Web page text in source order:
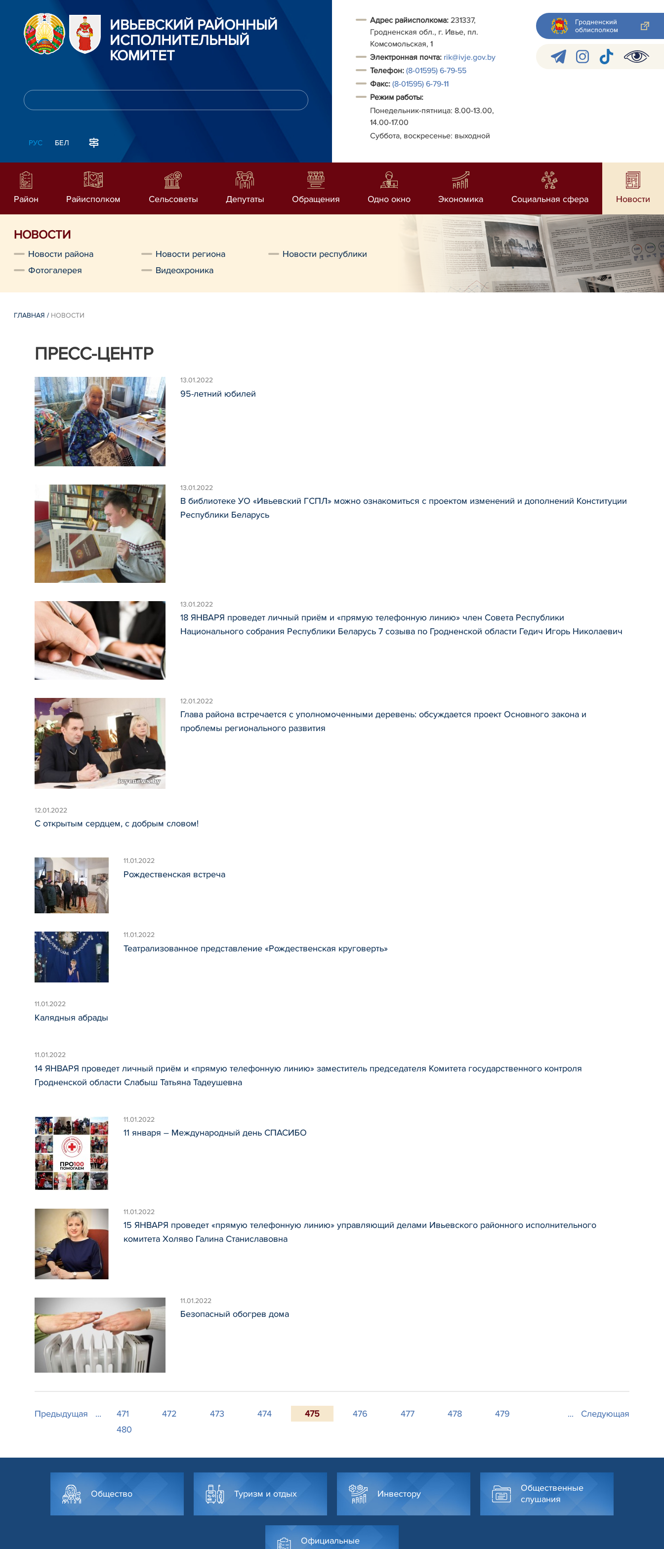
ИВЬЕВСКИЙ РАЙОННЫЙ
ИСПОЛНИТЕЛЬНЫЙ
КОМИТЕТ
РУС БЕЛ
Адрес райисполкома: 231337,
Гродненская обл., г. Ивье, пл.
Комсомольская, 1
Электронная почта: rik@ivje.gov.by
Телефон: (8-01595) 6-79-55
Факс: (8-01595) 6-79-11
Режим работы:
Понедельник-пятница: 8.00-13.00,
14.00-17.00
Суббота, воскресенье: выходной
Гродненский
облисполком
Район Райисполком Сельсоветы Депутаты Обращения Одно окно Экономика Социальная сфера Новости
НОВОСТИ
Новости района Новости региона
Новости республики
Фотогалерея
Видеохроника
ГЛАВНАЯ / НОВОСТИ
ПРЕСС-ЦЕНТР
13.01.2022
95-летний юбилей
13.01.2022
В библиотеке УО «Ивьевский ГСПЛ» можно ознакомиться с проектом изменений и дополнений Конституции
Республики Беларусь
13.01.2022
18 ЯНВАРЯ проведет личный приём и «прямую телефонную линию» член Совета Республики
Национального собрания Республики Беларусь 7 созыва по Гродненской области Гедич Игорь Николаевич
12.01.2022
Глава района встречается с уполномоченными деревень: обсуждается проект Основного закона и
проблемы регионального развития
12.01.2022
С открытым сердцем, с добрым словом!
11.01.2022
Рождественская встреча
11.01.2022
Театрализованное представление «Рождественская круговерть»
11.01.2022
Калядныя абрады
11.01.2022
14 ЯНВАРЯ проведет личный приём и «прямую телефонную линию» заместитель председателя Комитета государственного контроля
Гродненской области Слабыш Татьяна Тадеушевна
11.01.2022
11 января – Международный день СПАСИБО
11.01.2022
15 ЯНВАРЯ проведет «прямую телефонную линию» управляющий делами Ивьевского районного исполнительного
комитета Холяво Галина Станиславовна
11.01.2022
Безопасный обогрев дома
Предыдущая ... 471 472 473 474 475 476 477 478
479
480
... Следующая
Общество Туризм и отдых Инвестору
Общественные
слушания
Официальные